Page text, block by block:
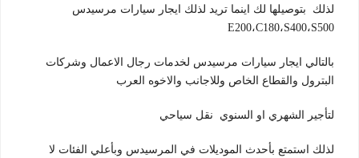
لذلك بتوصيلها لك اينما تريد لذلك ايجار سيارات مرسيدس
E200،C180،S400،S500
بالتالي ايجار سيارات مرسيدس لخدمات رجال الاعمال وشركات
البترول والقطاع الخاص وللاجانب والاخوه العرب
لتأجير الشهري او السنوي نقل سياحي
لذلك استمتع بأحدث الموديلات في المرسيدس وبأعلي الفئات لا